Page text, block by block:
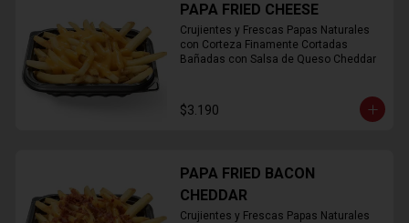
PAPA FRIED CHEESE
Crujientes y Frescas Papas Naturales
con Corteza Finamente Cortadas
Bañadas con Salsa de Queso Cheddar
$3.190
PAPA FRIED BACON
CHEDDAR
Crujientes y Frescas Papas Naturales